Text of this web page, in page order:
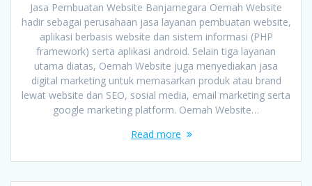
Jasa Pembuatan Website Banjarnegara Oemah Website
hadir sebagai perusahaan jasa layanan pembuatan website,
aplikasi berbasis website dan sistem informasi (PHP
framework) serta aplikasi android. Selain tiga layanan
utama diatas, Oemah Website juga menyediakan jasa
digital marketing untuk memasarkan produk atau brand
lewat website dan SEO, sosial media, email marketing serta
google marketing platform. Oemah Website…
Read more